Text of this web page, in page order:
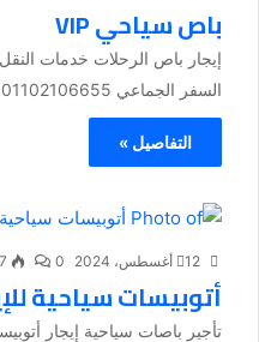
باص سياحي VIP
إيجار باص الرحلات خدمات
السفر الجماعي 01102106655 والاستمتاع بالرحلات العائلية أو...
التفاصيل »
12 أغسطس، 2024 0
أتوبيسات سياحية
تأجير باصات سياحية إيجار